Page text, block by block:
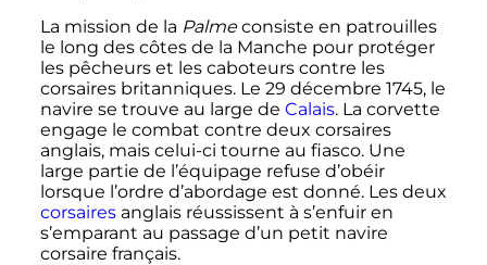
La mission de la Palmeconsiste en patrouilles
le long des côtes de la Manche pour protéger
les pêcheurs et les caboteurs contre les
corsaires britanniques. Le 29 décembre 1745, le
navire se trouve au large de Calais. La corvette
engage le combat contre deux corsaires
anglais, mais celui-ci tourne au fiasco. Une
large partie de l’équipage refuse d’obéir
lorsque l’ordre d’abordage est donné. Les deux
corsairesanglais réussissent à s’enfuir en
s’emparant au passage d’un petit navire
corsaire français.